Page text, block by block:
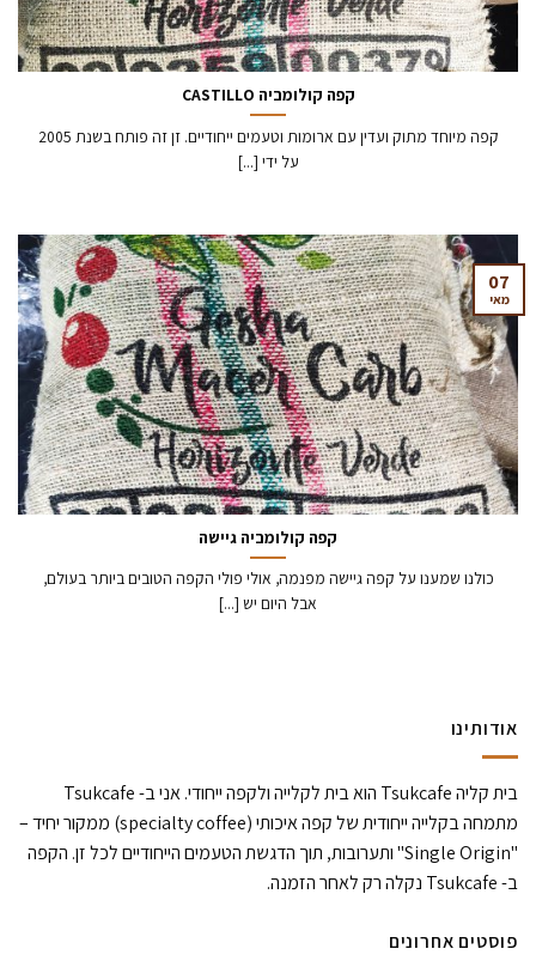
קפה קולומביה CASTILLO
קפה מיוחד מתוק ועדין עם ארומות וטעמים ייחודיים. זן זה פותח בשנת 2005
על ידי [...]
קפה קולומביה גיישה
כולנו שמענו על קפה גיישה מפנמה, אולי פולי הקפה הטובים ביותר בעולם,
אבל היום יש [...]
07
מאי
אודותינו
בית קליה Tsukcafe הוא בית לקלייה ולקפה ייחודי. אני ב- Tsukcafe
מתמחה בקלייה ייחודית של קפה איכותי (specialty coffee) ממקור יחיד –
"Single Origin" ותערובות, תוך הדגשת הטעמים הייחודיים לכל זן. הקפה
ב- Tsukcafe נקלה רק לאחר הזמנה.
פוסטים אחרונים